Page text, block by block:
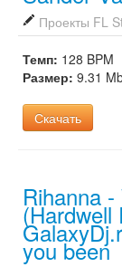
Проекты FL
Темп: 128 BPM
Размер: 9.31
Скачать
Rihanna
(Hardwell
you been